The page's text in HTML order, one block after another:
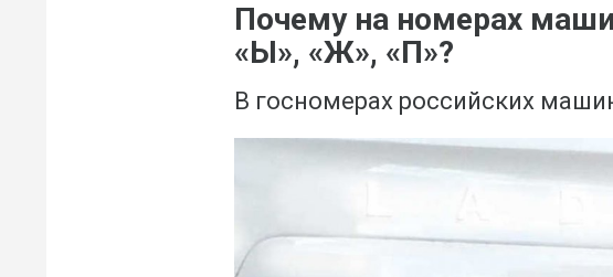
Почему на номерах
«Ы», «Ж», «П»?
В госномерах российских